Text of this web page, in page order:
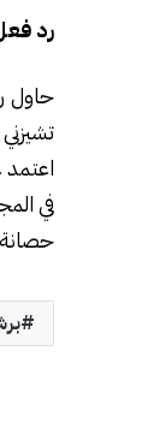
رد
حاول
في